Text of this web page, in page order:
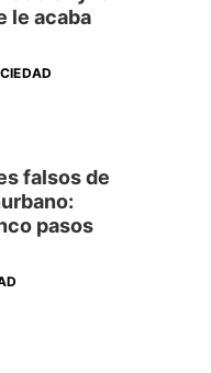
le acaba
falsos de
pasos